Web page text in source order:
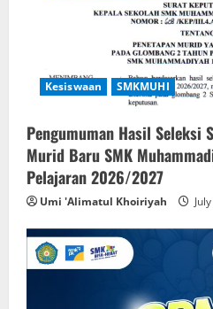
Kesiswaan SMKMUHI
Pengumuman Hasil Seleksi
Murid Baru SMK
Pelajaran 2026/2027
Umi 'Alimatul Khoiriyah